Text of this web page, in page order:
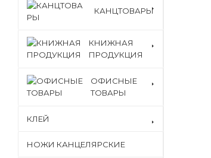
КАНЦТОВАРЫ
КНИЖНАЯ
ПРОДУКЦИЯ
ОФИСНЫЕ
ТОВАРЫ
КЛЕЙ
НОЖИ КАНЦЕЛЯРСКИЕ